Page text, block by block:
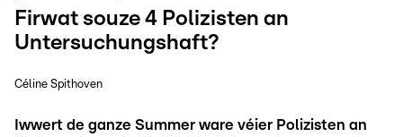
Firwat souze 4 Polizisten an
Untersuchungshaft?
Céline Spithoven
Iwwert de ganze Summer ware véier Polizisten an